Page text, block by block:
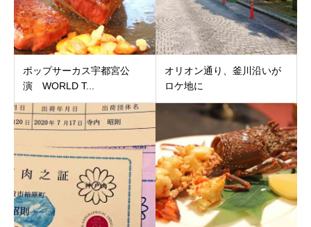
ポップサーカス宇都宮公
演 WORLD T...
オリオン通り、釜川沿いが
ロケ地に